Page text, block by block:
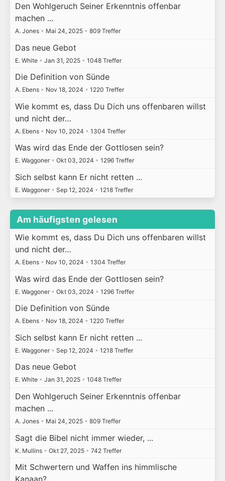
Den Wohlgeruch Seiner Erkenntnis offenbar
machen ...
A. Jones • Mai 24, 2025 • 809 Treffer
Das neue Gebot
E. White • Jan 31, 2025 • 1048 Treffer
Die Definition von Sünde
A. Ebens • Nov 18, 2024 • 1220 Treffer
Wie kommt es, dass Du Dich uns offenbaren willst
und nicht der…
A. Ebens • Nov 10, 2024 • 1304 Treffer
Was wird das Ende der Gottlosen sein?
E. Waggoner • Okt 03, 2024 • 1296 Treffer
Sich selbst kann Er nicht retten ...
E. Waggoner • Sep 12, 2024 • 1218 Treffer
Am häufigsten gelesen
Wie kommt es, dass Du Dich uns offenbaren willst
und nicht der…
A. Ebens • Nov 10, 2024 • 1304 Treffer
Was wird das Ende der Gottlosen sein?
E. Waggoner • Okt 03, 2024 • 1296 Treffer
Die Definition von Sünde
A. Ebens • Nov 18, 2024 • 1220 Treffer
Sich selbst kann Er nicht retten ...
E. Waggoner • Sep 12, 2024 • 1218 Treffer
Das neue Gebot
E. White • Jan 31, 2025 • 1048 Treffer
Den Wohlgeruch Seiner Erkenntnis offenbar
machen ...
A. Jones • Mai 24, 2025 • 809 Treffer
Sagt die Bibel nicht immer wieder, ...
K. Mullins • Okt 27, 2025 • 742 Treffer
Mit Schwertern und Waffen ins himmlische